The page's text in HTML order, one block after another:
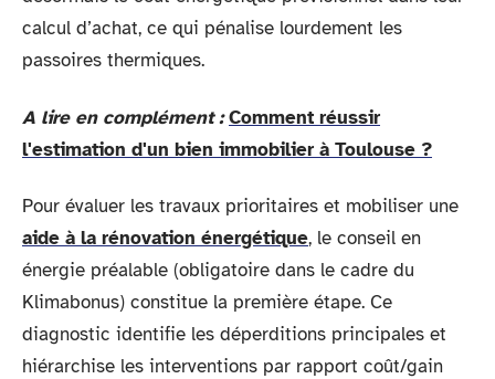
calcul d’achat, ce qui pénalise lourdement les
passoires thermiques.
A lire en complément : Comment réussir
l'estimation d'un bien immobilier à Toulouse ?
Pour évaluer les travaux prioritaires et mobiliser une
aide à la rénovation énergétique, le conseil en
énergie préalable (obligatoire dans le cadre du
Klimabonus) constitue la première étape. Ce
diagnostic identifie les déperditions principales et
hiérarchise les interventions par rapport coût/gain